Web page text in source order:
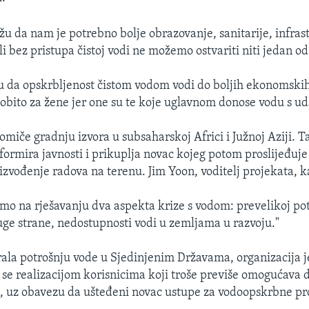
da nam je potrebno bolje obrazovanje, sanitarije,
bez pristupa čistoj vodi ne možemo ostvariti niti jedan
da opskrbljenost čistom vodom vodi do boljih
za žene jer one su te koje uglavnom donose vodu s
gradnju izvora u subsaharskoj Africi i Južnoj Aziji.
javnosti i prikuplja novac kojeg potom
radova na terenu. Jim Yoon, voditelj projekata,
na rješavanju dva aspekta krize s vodom: prevelikoj
strane, nedostupnosti vodi u zemljama u razvoju."
potrošnju vode u Sjedinjenim Državama, organizacija
realizacijom korisnicima koji troše previše omogućava
uz obavezu da ušteđeni novac ustupe za vodoopskrbne